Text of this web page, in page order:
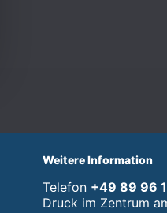
Weitere Information
Telefon +49 89 96
Druck im Zentrum